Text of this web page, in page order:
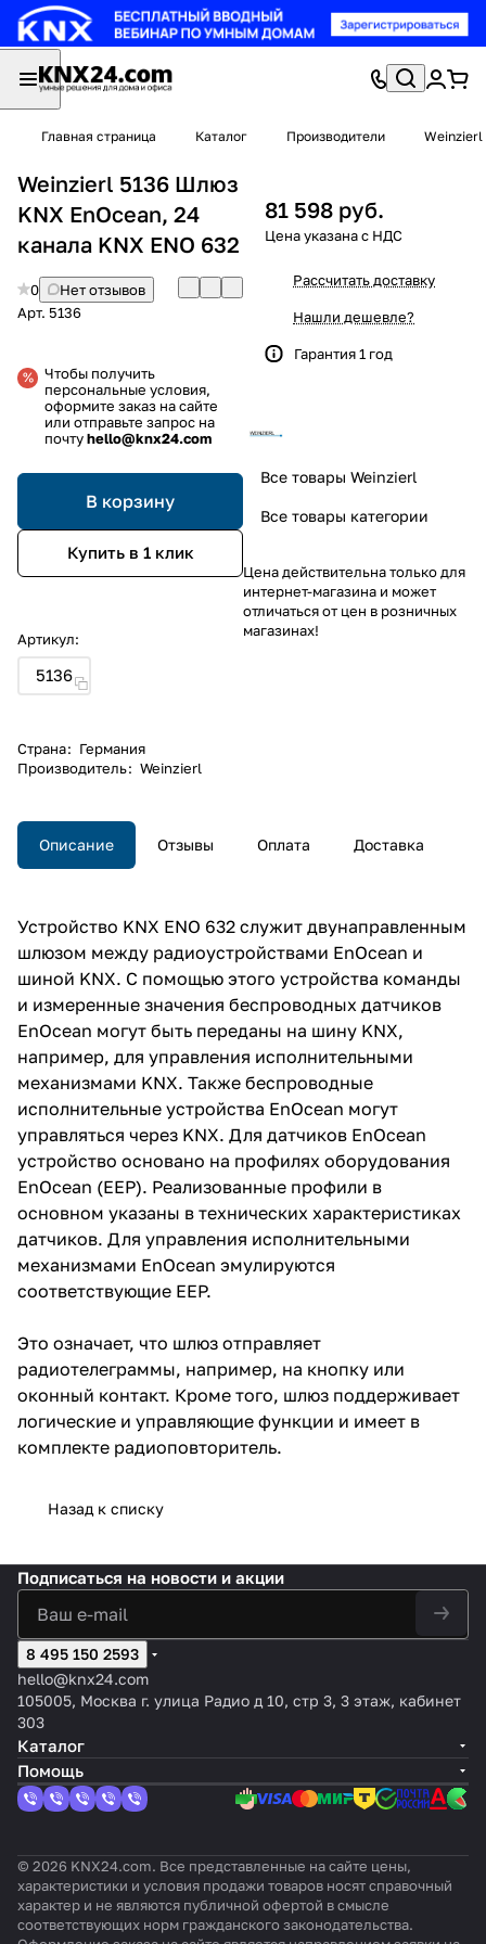
Главная страница Каталог Производители Weinzierl
Weinzierl 5136 Шлюз
KNX EnOcean, 24
канала KNX ENO 632
0
Нет отзывов
Арт. 5136
Чтобы получить
персональные условия,
оформите заказ на сайте
или отправьте запрос на
почтуhello@knx24.com
В корзину
Купить в 1 клик
Артикул:
5136
Страна: Германия
Производитель: Weinzierl
81 598 руб.
Рассчитать доставку
Нашли дешевле?
Гарантия 1 год
Все товары Weinzierl
Все товары категории
Цена действительна только для
интернет-магазина и может
отличаться от цен в розничных
магазинах!
Описание Отзывы Оплата Доставка
Устройство KNX ENO 632 служит двунаправленным
шлюзом между радиоустройствами EnOcean и
шиной KNX. С помощью этого устройства команды
и измеренные значения беспроводных датчиков
EnOcean могут быть переданы на шину KNX,
например, для управления исполнительными
механизмами KNX. Также беспроводные
исполнительные устройства EnOcean могут
управляться через KNX. Для датчиков EnOcean
устройство основано на профилях оборудования
EnOcean (EEP). Реализованные профили в
основном указаны в технических характеристиках
датчиков. Для управления исполнительными
механизмами EnOcean эмулируются
соответствующие EEP.
Это означает, что шлюз отправляет
радиотелеграммы, например, на кнопку или
оконный контакт. Кроме того, шлюз поддерживает
логические и управляющие функции и имеет в
комплекте радиоповторитель.
Назад к списку
Подписаться на новости и акции
8 495 150 2593
hello@knx24.com
105005, Москва г. улица Радио д 10, стр 3, 3 этаж, кабинет
303
Каталог
Помощь
© 2026 KNX24.com. Все представленные на сайте цены,
характеристики и условия продажи товаров носят справочный
характер и не являются публичной офертой в смысле
соответствующих норм гражданского законодательства.